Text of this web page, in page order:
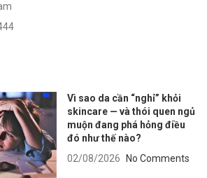
Vì sao da cần “nghỉ” khỏi
skincare — và thói quen ngủ
muộn đang phá hỏng điều
đó như thế nào?
02/08/2026
No Comments